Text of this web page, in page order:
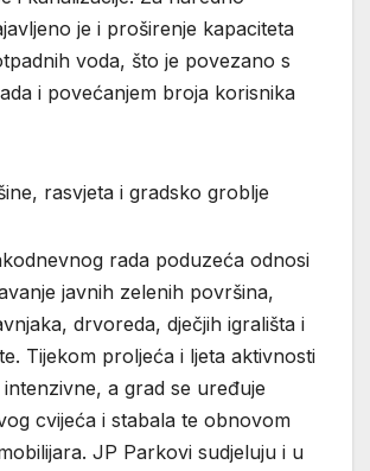
je i proširenje kapaciteta
voda, što je povezano s
i povećanjem broja korisnika
rasvjeta i gradsko groblje
rada poduzeća odnosi
javnih zelenih površina,
drvoreda, dječjih igrališta i
Tijekom proljeća i ljeta aktivnosti
a grad se uređuje
cvijeća i stabala te obnovom
JP Parkovi sudjeluju i u